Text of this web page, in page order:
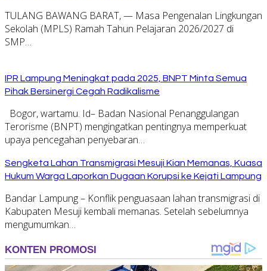
TULANG BAWANG BARAT, — Masa Pengenalan Lingkungan
Sekolah (MPLS) Ramah Tahun Pelajaran 2026/2027 di
SMP…
IPR Lampung Meningkat pada 2025, BNPT Minta Semua
Pihak Bersinergi Cegah Radikalisme
Bogor, wartamu. Id– Badan Nasional Penanggulangan
Terorisme (BNPT) mengingatkan pentingnya memperkuat
upaya pencegahan penyebaran…
Sengketa Lahan Transmigrasi Mesuji Kian Memanas, Kuasa
Hukum Warga Laporkan Dugaan Korupsi ke Kejati Lampung
Bandar Lampung – Konflik penguasaan lahan transmigrasi di
Kabupaten Mesuji kembali memanas. Setelah sebelumnya
mengumumkan…